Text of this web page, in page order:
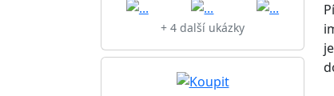
+ 4 další ukázky